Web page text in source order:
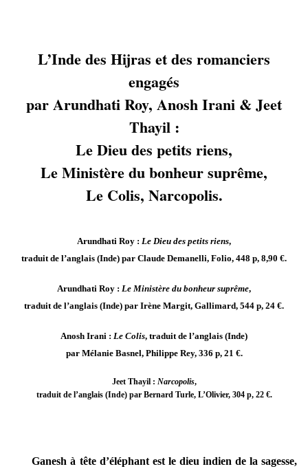
L’Inde des Hijras et des romanciers
engagés
par Arundhati Roy, Anosh Irani & Jeet
Thayil :
Le Dieu des petits riens,
Le Ministère du bonheur suprême,
Le Colis, Narcopolis.
Arundhati Roy : Le Dieu des petits riens,
traduit de l’anglais (Inde) par Claude Demanelli, Folio, 448 p, 8,90 €.
Arundhati Roy : Le Ministère du bonheur suprême,
traduit de l’anglais (Inde) par Irène Margit, Gallimard, 544 p, 24 €.
Anosh Irani : Le Colis, traduit de l’anglais (Inde)
par Mélanie Basnel, Philippe Rey, 336 p, 21 €.
Jeet Thayil : Narcopolis,
traduit de l’anglais (Inde) par Bernard Turle, L’Olivier, 304 p, 22 €.
Ganesh à tête d’éléphant est le dieu indien de la sagesse,